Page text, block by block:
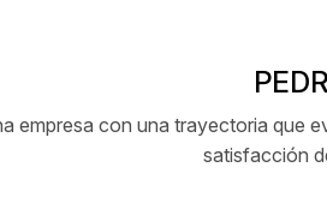
empresa con una trayectoria que
satisfacción